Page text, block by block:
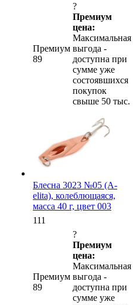
Премиум
89
?
Премиум
цена:
Максимальная
выгода -
доступна при
сумме уже
состоявшихся
покупок
свыше 50 тыс.
Блесна 3023 №05 (А-
elita), колеблющаяся,
масса 40 г, цвет 003
111
Премиум
89
?
Премиум
цена:
Максимальная
выгода -
доступна при
сумме уже